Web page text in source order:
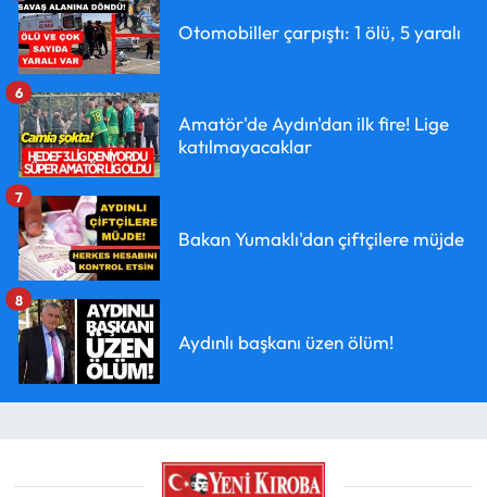
Otomobiller çarpıştı: 1 ölü, 5 yaralı
Amatör'de Aydın'dan ilk fire! Lige
katılmayacaklar
6
Bakan Yumaklı'dan çiftçilere müjde
7
Aydınlı başkanı üzen ölüm!
8